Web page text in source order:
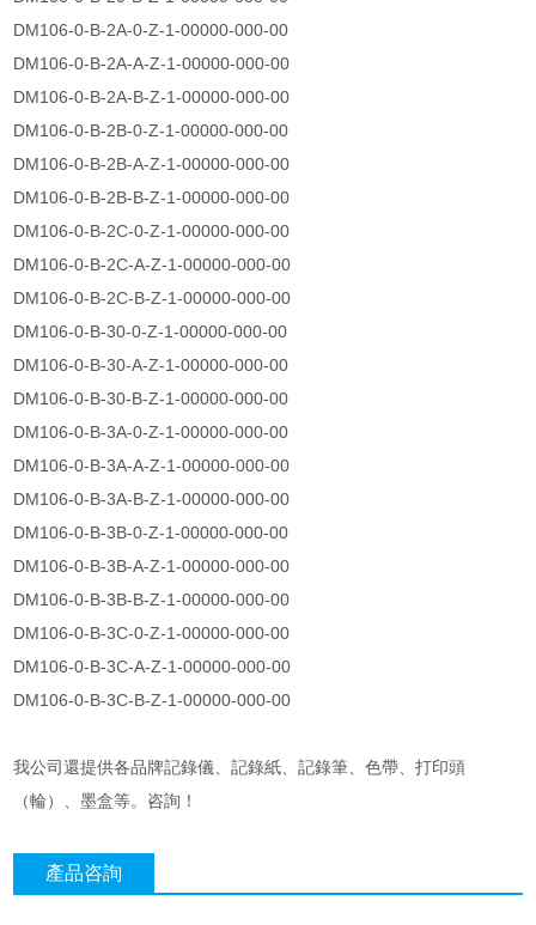
DM106-0-B-2A-0-Z-1-00000-000-00
DM106-0-B-2A-A-Z-1-00000-000-00
DM106-0-B-2A-B-Z-1-00000-000-00
DM106-0-B-2B-0-Z-1-00000-000-00
DM106-0-B-2B-A-Z-1-00000-000-00
DM106-0-B-2B-B-Z-1-00000-000-00
DM106-0-B-2C-0-Z-1-00000-000-00
DM106-0-B-2C-A-Z-1-00000-000-00
DM106-0-B-2C-B-Z-1-00000-000-00
DM106-0-B-30-0-Z-1-00000-000-00
DM106-0-B-30-A-Z-1-00000-000-00
DM106-0-B-30-B-Z-1-00000-000-00
DM106-0-B-3A-0-Z-1-00000-000-00
DM106-0-B-3A-A-Z-1-00000-000-00
DM106-0-B-3A-B-Z-1-00000-000-00
DM106-0-B-3B-0-Z-1-00000-000-00
DM106-0-B-3B-A-Z-1-00000-000-00
DM106-0-B-3B-B-Z-1-00000-000-00
DM106-0-B-3C-0-Z-1-00000-000-00
DM106-0-B-3C-A-Z-1-00000-000-00
DM106-0-B-3C-B-Z-1-00000-000-00
我公司還提供各品牌記錄儀、記錄紙、記錄筆、色帶、打印頭
（輪）、墨盒等。咨詢！
產品咨詢